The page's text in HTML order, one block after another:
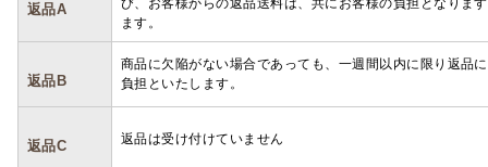
返品A
び、お客様からの返品送料は、共にお客様の負担となりま
ます。
返品B
商品に欠陥がない場合であっても、一週間以内に限り返品
負担といたします。
返品C 返品は受け付けていません